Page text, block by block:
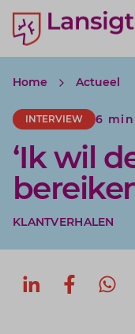
Lansigt
search website
Home Actueel
INTERVIEW 6
‘Ik wil
KLANTVERHALEN
Deel opDeel op